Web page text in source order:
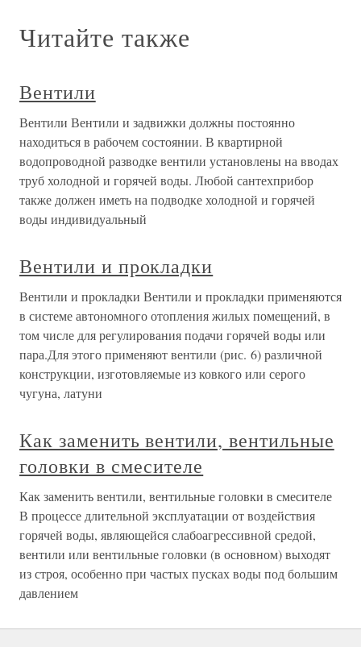
Читайте также
Вентили
Вентили Вентили и задвижки должны постоянно
находиться в рабочем состоянии. В квартирной
водопроводной разводке вентили установлены на вводах
труб холодной и горячей воды. Любой сантехприбор
также должен иметь на подводке холодной и горячей
воды индивидуальный
Вентили и прокладки
Вентили и прокладки Вентили и прокладки применяются
в системе автономного отопления жилых помещений, в
том числе для регулирования подачи горячей воды или
пара.Для этого применяют вентили (рис. 6) различной
конструкции, изготовляемые из ковкого или серого
чугуна, латуни
Как заменить вентили, вентильные
головки в смесителе
Как заменить вентили, вентильные головки в смесителе
В процессе длительной эксплуатации от воздействия
горячей воды, являющейся слабоагрессивной средой,
вентили или вентильные головки (в основном) выходят
из строя, особенно при частых пусках воды под большим
давлением